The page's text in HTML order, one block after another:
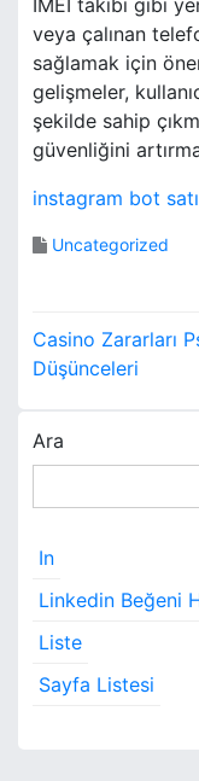
IMEI takibi gibi
veya çalınan
sağlamak için
gelişmeler,
şekilde sahip
güvenliğini
instagram bot
Uncategorized
Y
a
z
ı
g
e
z
i
n
Casino Zararları
Düşünceleri
Ara
In
Linkedin Beğeni
Liste
Sayfa Listesi